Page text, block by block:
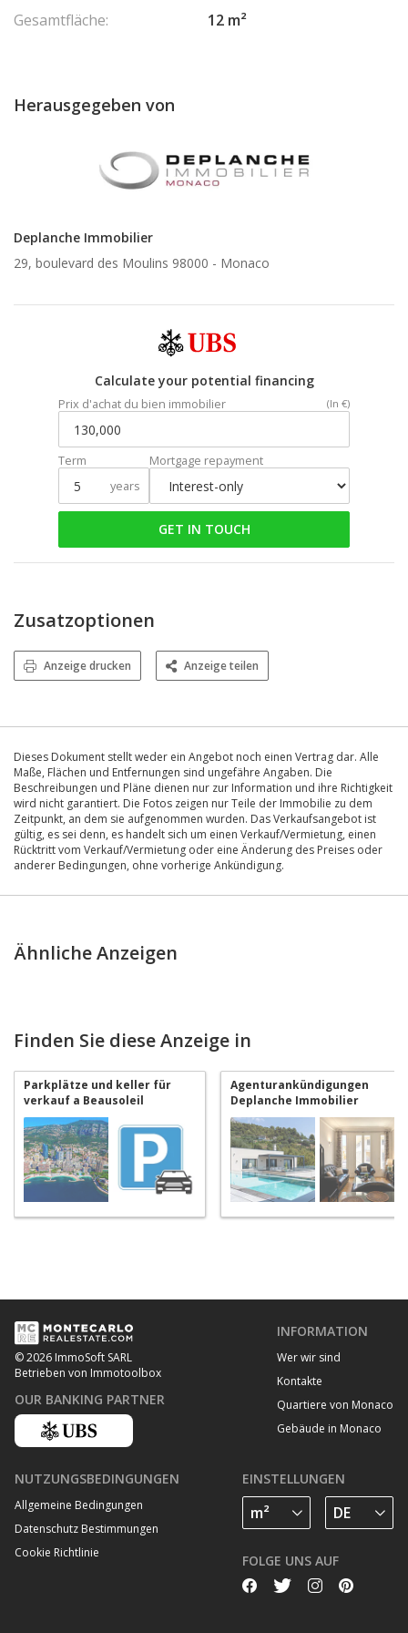
Gesamtfläche:
12 m²
Herausgegeben von
Deplanche Immobilier
29, boulevard des Moulins 98000 - Monaco
Calculate your potential financing
Prix d'achat du bien immobilier (In €)
Term
years
Mortgage repayment
GET IN TOUCH
Zusatzoptionen
Anzeige drucken Anzeige teilen
Dieses Dokument stellt weder ein Angebot noch einen Vertrag dar. Alle
Maße, Flächen und Entfernungen sind ungefähre Angaben. Die
Beschreibungen und Pläne dienen nur zur Information und ihre Richtigkeit
wird nicht garantiert. Die Fotos zeigen nur Teile der Immobilie zu dem
Zeitpunkt, an dem sie aufgenommen wurden. Das Verkaufsangebot ist
gültig, es sei denn, es handelt sich um einen Verkauf/Vermietung, einen
Rücktritt vom Verkauf/Vermietung oder eine Änderung des Preises oder
anderer Bedingungen, ohne vorherige Ankündigung.
Ähnliche Anzeigen
Finden Sie diese Anzeige in
Parkplätze und keller für
verkauf a Beausoleil
Agenturankündigungen
Deplanche Immobilier
© 2026 ImmoSoft SARL
Betrieben von Immotoolbox
OUR BANKING PARTNER
INFORMATION
Wer wir sind
Kontakte
Quartiere von Monaco
Gebäude in Monaco
NUTZUNGSBEDINGUNGEN
Allgemeine Bedingungen
Datenschutz Bestimmungen
Cookie Richtlinie
EINSTELLUNGEN
FOLGE UNS AUF